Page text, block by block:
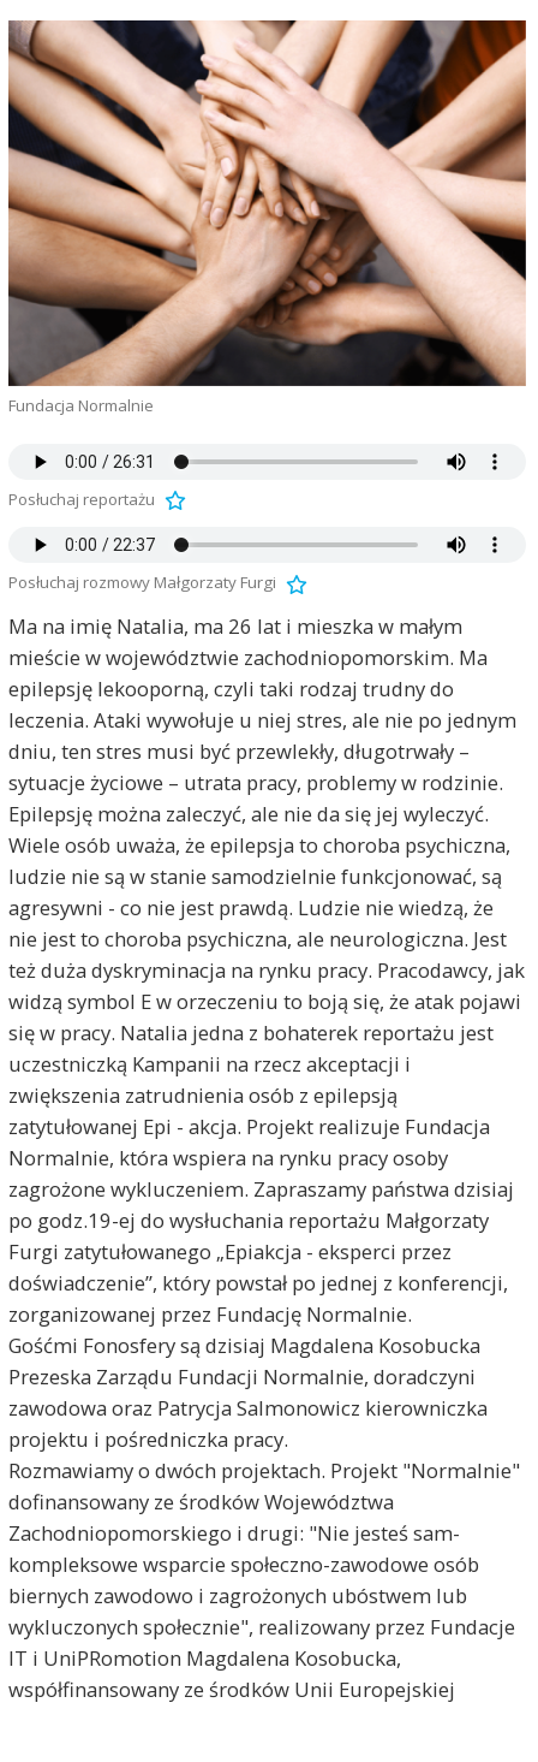
Fundacja Normalnie
Posłuchaj reportażu
Posłuchaj rozmowy Małgorzaty Furgi
Ma na imię Natalia, ma 26 lat i mieszka w małym
mieście w województwie zachodniopomorskim. Ma
epilepsję lekooporną, czyli taki rodzaj trudny do
leczenia. Ataki wywołuje u niej stres, ale nie po jednym
dniu, ten stres musi być przewlekły, długotrwały –
sytuacje życiowe – utrata pracy, problemy w rodzinie.
Epilepsję można zaleczyć, ale nie da się jej wyleczyć.
Wiele osób uważa, że epilepsja to choroba psychiczna,
ludzie nie są w stanie samodzielnie funkcjonować, są
agresywni - co nie jest prawdą. Ludzie nie wiedzą, że
nie jest to choroba psychiczna, ale neurologiczna. Jest
też duża dyskryminacja na rynku pracy. Pracodawcy, jak
widzą symbol E w orzeczeniu to boją się, że atak pojawi
się w pracy. Natalia jedna z bohaterek reportażu jest
uczestniczką Kampanii na rzecz akceptacji i
zwiększenia zatrudnienia osób z epilepsją
zatytułowanej Epi - akcja. Projekt realizuje Fundacja
Normalnie, która wspiera na rynku pracy osoby
zagrożone wykluczeniem. Zapraszamy państwa dzisiaj
po godz.19-ej do wysłuchania reportażu Małgorzaty
Furgi zatytułowanego „Epiakcja - eksperci przez
doświadczenie”, który powstał po jednej z konferencji,
zorganizowanej przez Fundację Normalnie.
Gośćmi Fonosfery są dzisiaj Magdalena Kosobucka
Prezeska Zarządu Fundacji Normalnie, doradczyni
zawodowa oraz Patrycja Salmonowicz kierowniczka
projektu i pośredniczka pracy.
Rozmawiamy o dwóch projektach. Projekt "Normalnie"
dofinansowany ze środków Województwa
Zachodniopomorskiego i drugi: "Nie jesteś sam-
kompleksowe wsparcie społeczno-zawodowe osób
biernych zawodowo i zagrożonych ubóstwem lub
wykluczonych społecznie", realizowany przez Fundacje
IT i UniPRomotion Magdalena Kosobucka,
współfinansowany ze środków Unii Europejskiej